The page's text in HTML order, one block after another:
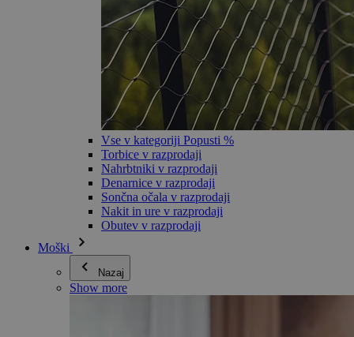
Vse v kategoriji Popusti %
Torbice v razprodaji
Nahrbtniki v razprodaji
Denarnice v razprodaji
Sončna očala v razprodaji
Nakit in ure v razprodaji
Obutev v razprodaji
Moški
Nazaj
Show more